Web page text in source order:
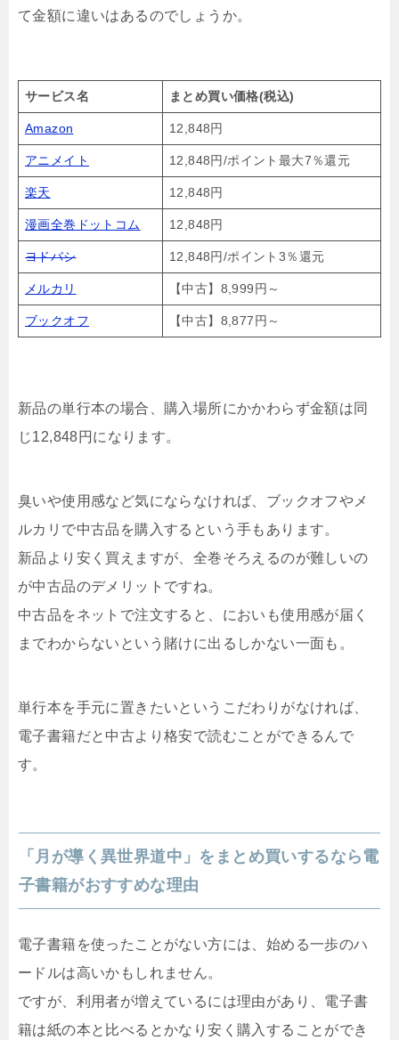
て金額に違いはあるのでしょうか。
サービス名 まとめ買い価格(税込)
Amazon 12,848円
アニメイト 12,848円/ポイント最大7％還元
楽天 12,848円
漫画全巻ドットコム 12,848円
ヨドバシ 12,848円/ポイント3％還元
メルカリ 【中古】8,999円～
ブックオフ 【中古】8,877円～
新品の単行本の場合、購入場所にかかわらず金額は同
じ12,848円になります。
臭いや使用感など気にならなければ、ブックオフやメ
ルカリで中古品を購入するという手もあります。
新品より安く買えますが、全巻そろえるのが難しいの
が中古品のデメリットですね。
中古品をネットで注文すると、においも使用感が届く
までわからないという賭けに出るしかない一面も。
単行本を手元に置きたいというこだわりがなければ、
電子書籍だと中古より格安で読むことができるんで
す。
「月が導く異世界道中」をまとめ買いするなら電
子書籍がおすすめな理由
電子書籍を使ったことがない方には、始める一歩のハ
ードルは高いかもしれません。
ですが、利用者が増えているには理由があり、電子書
籍は紙の本と比べるとかなり安く購入することができ